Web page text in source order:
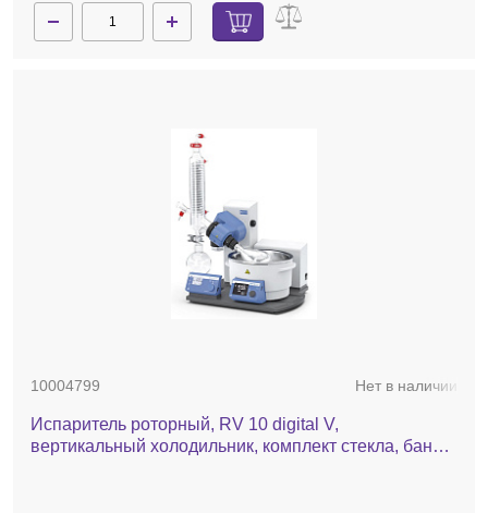
10004799 Нет в наличии
Испаритель роторный, RV 10 digital V,
вертикальный холодильник, комплект стекла, баня,